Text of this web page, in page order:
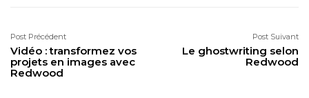
Post Précédent
Vidéo : transformez vos
projets en images avec
Redwood
Post Suivant
Le ghostwriting selon
Redwood